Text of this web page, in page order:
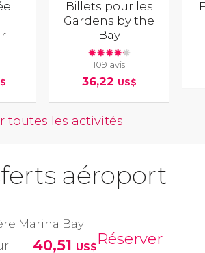
Billets pour les
Gardens by the
Bay
109 avis
36,22 US$
toutes les activités
aéroport
Marina Bay
40,51 US$Réserver